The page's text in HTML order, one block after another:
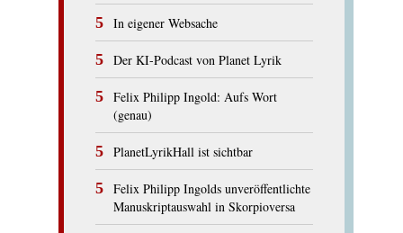
In eigener Websache
Der KI-Podcast von Planet Lyrik
Felix Philipp Ingold: Aufs Wort
(genau)
PlanetLyrikHall ist sichtbar
Felix Philipp Ingolds unveröffentlichte
Manuskriptauswahl in Skorpioversa